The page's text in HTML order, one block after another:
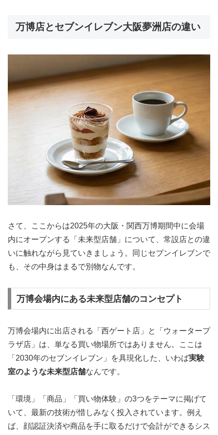
万博店とセブンイレブン大阪夢洲店の違い
さて、ここからは2025年の大阪・関西万博期間中に会場
内にオープンする「未来型店舗」について、常設店との違
いに触れながら見ていきましょう。同じセブンイレブンで
も、その中身はまるで別物なんです。
万博会場内にある未来型店舗のコンセプト
万博会場内に出店される「西ゲート店」と「ウォータープ
ラザ店」は、単なる買い物場所ではありません。ここは
「2030年のセブンイレブン」を具現化した、いわば実験
室のような未来型店舗なんです。
「環境」「商品」「買い物体験」の3つをテーマに掲げて
いて、最新の技術が惜しみなく投入されています。例え
ば、顔認証決済や商品を手に取るだけで会計ができるシス